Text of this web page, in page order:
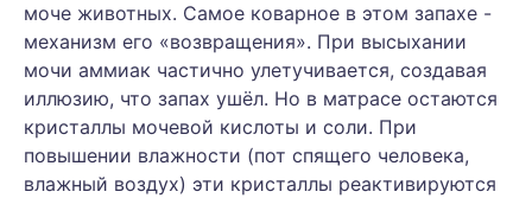
моче животных. Самое коварное в этом запахе -
механизм его «возвращения». При высыхании
мочи аммиак частично улетучивается, создавая
иллюзию, что запах ушёл. Но в матрасе остаются
кристаллы мочевой кислоты и соли. При
повышении влажности (пот спящего человека,
влажный воздух) эти кристаллы реактивируются